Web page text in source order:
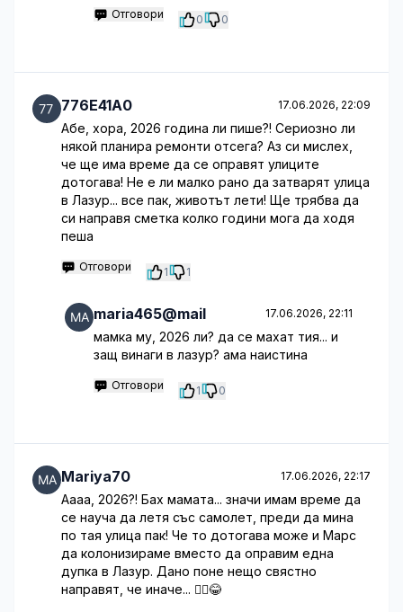
Отговори 0 0
776E41A0 17.06.2026, 22:09
Абе, хора, 2026 година ли пише?! Сериозно ли
някой планира ремонти отсега? Аз си мислех,
че ще има време да се оправят улиците
дотогава! Не е ли малко рано да затварят улица
в Лазур... все пак, животът лети! Ще трябва да
си направя сметка колко години мога да ходя
пеша
Отговори 1 1
maria465@mail 17.06.2026, 22:11
мамка му, 2026 ли? да се махат тия... и
защ винаги в лазур? ама наистина
Отговори 1 0
Mariya70 17.06.2026, 22:17
Аааа, 2026?! Бах мамата... значи имам време да
се науча да летя със самолет, преди да мина
по тая улица пак! Че то дотогава може и Марс
да колонизираме вместо да оправим една
дупка в Лазур. Дано поне нещо свястно
направят, че иначе... 🤷‍♂️😂